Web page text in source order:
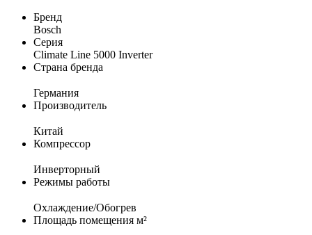
Бренд
Bosch
Серия
Climate Line 5000 Inverter
Страна бренда
Германия
Производитель
Китай
Компрессор
Инверторный
Режимы работы
Охлаждение/Обогрев
Площадь помещения м²